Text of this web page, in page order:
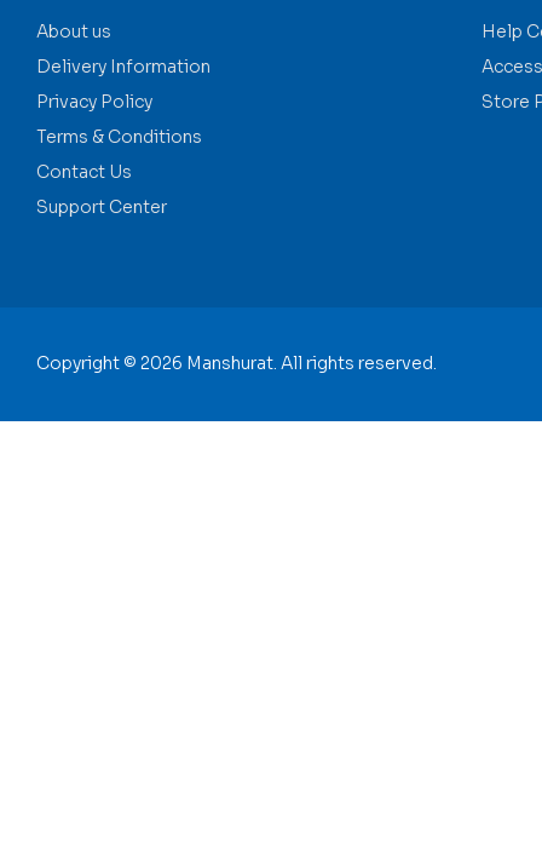
About us
Delivery Information
Privacy Policy
Terms & Conditions
Contact Us
Support Center
Help
Store
Copyright © 2026 Manshurat. All rights reserved.